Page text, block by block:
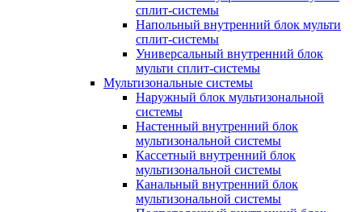
сплит-системы
Напольный внутренний блок мульти
сплит-системы
Универсальный внутренний блок
мульти сплит-системы
Мультизональные системы
Наружный блок мультизональной
системы
Настенный внутренний блок
мультизональной системы
Кассетный внутренний блок
мультизональной системы
Канальный внутренний блок
мультизональной системы